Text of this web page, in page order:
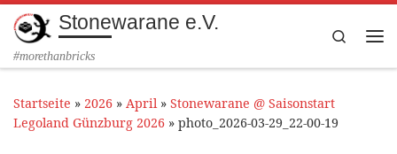
Zum Inhalt springen
Stonewarane e.V.
#morethanbricks
Search
Startseite » 2026 » April » Stonewarane @ Saisonstart
Legoland Günzburg 2026 » photo_2026-03-29_22-00-19